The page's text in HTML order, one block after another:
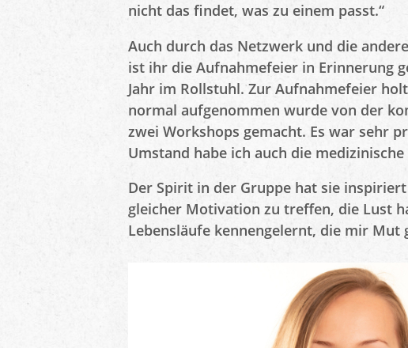
nicht das findet, was zu einem passt.“
Auch durch das Netzwerk und die
ist ihr die Aufnahmefeier in Erinnerung
Jahr im Rollstuhl. Zur Aufnahmefeier
normal aufgenommen wurde von der
zwei Workshops gemacht. Es war sehr
Umstand habe ich auch die
Der Spirit in der Gruppe hat sie
gleicher Motivation zu treffen, die Lust
Lebensläufe kennengelernt, die mir Mut